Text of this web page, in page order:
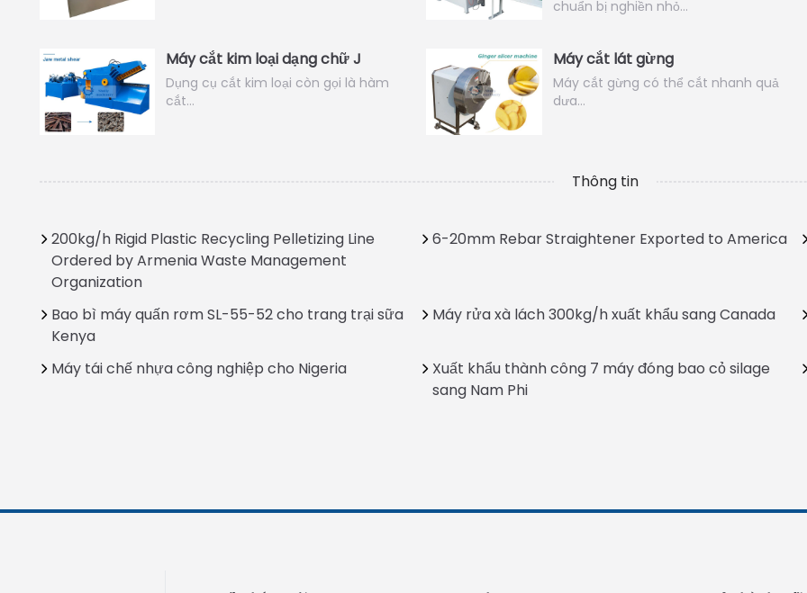
chuẩn bị nghiền nhỏ…
Máy cắt kim loại dạng chữ J
Dụng cụ cắt kim loại còn gọi là hàm
cắt…
Máy cắt lát gừng
Máy cắt gừng có thể cắt nhanh quả
dưa…
Thông tin
200kg/h Rigid Plastic Recycling Pelletizing Line
Ordered by Armenia Waste Management
Organization
6-20mm Rebar Straightener Exported to America
Bao bì máy quấn rơm SL-55-52 cho trang trại sữa
Kenya
Máy rửa xà lách 300kg/h xuất khẩu sang Canada
Máy tái chế nhựa công nghiệp cho Nigeria
Xuất khẩu thành công 7 máy đóng bao cỏ silage
sang Nam Phi